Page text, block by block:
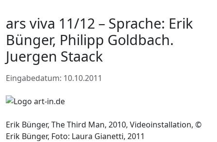
ars viva 11/12 – Sprache: Erik
Bünger, Philipp Goldbach.
Juergen Staack
Eingabedatum: 10.10.2011
Erik Bünger, The Third Man, 2010, Videoinstallation, ©
Erik Bünger, Foto: Laura Gianetti, 2011